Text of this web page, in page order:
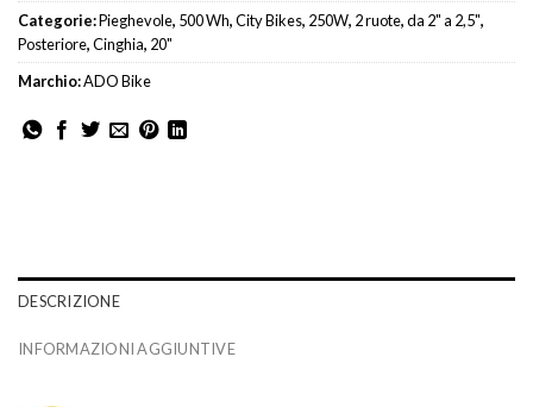
Categorie:Pieghevole, 500 Wh,City Bikes, 250W, 2 ruote,da 2" a 2,5",
Posteriore,Cinghia, 20"
Marchio:ADO Bike
DESCRIZIONE
INFORMAZIONI AGGIUNTIVE